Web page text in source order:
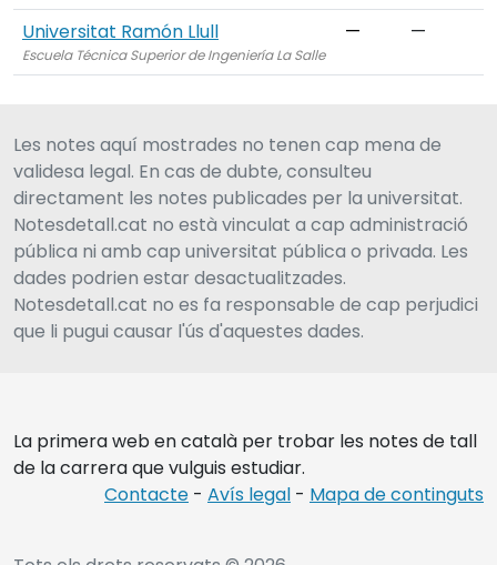
Universitat Ramón Llull
Escuela Técnica Superior de Ingeniería La Salle
— —
Les notes aquí mostrades no tenen cap mena de
validesa legal. En cas de dubte, consulteu
directament les notes publicades per la universitat.
Notesdetall.cat no està vinculat a cap administració
pública ni amb cap universitat pública o privada. Les
dades podrien estar desactualitzades.
Notesdetall.cat no es fa responsable de cap perjudici
que li pugui causar l'ús d'aquestes dades.
La primera web en català per trobar les notes de tall
de la carrera que vulguis estudiar.
Contacte - Avís legal - Mapa de continguts